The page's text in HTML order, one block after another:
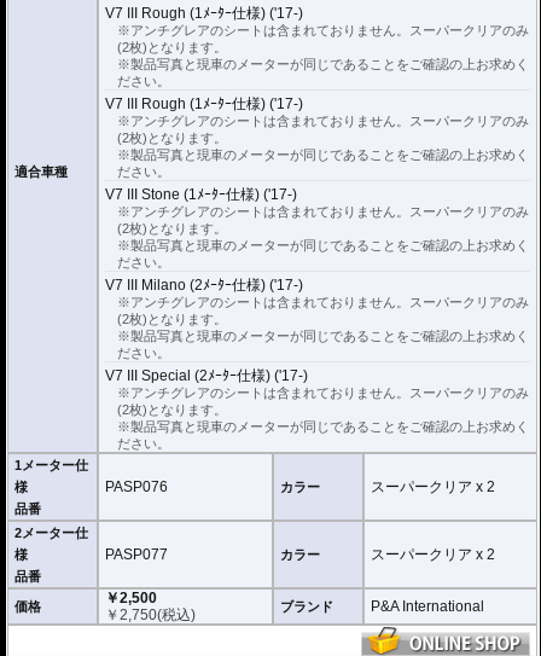
またこのフィルムは多少の気泡なら数時間から２日ほどで自然に気泡が消える
優れもの。満足のいく取付が容易になりました。
シリコーン系粘着材を採用し、メーターを痛めることがありません。フィルム
を剥がせば、元通りの状態になります。
適合車種
V7 III Rough (1ﾒｰﾀｰ仕様) ('17-)
※アンチグレアのシートは含まれておりません。スーパークリアのみ
(2枚)となります。
※製品写真と現車のメーターが同じであることをご確認の上お求めく
ださい。
V7 III Rough (1ﾒｰﾀｰ仕様) ('17-)
※アンチグレアのシートは含まれておりません。スーパークリアのみ
(2枚)となります。
※製品写真と現車のメーターが同じであることをご確認の上お求めく
ださい。
V7 III Stone (1ﾒｰﾀｰ仕様) ('17-)
※アンチグレアのシートは含まれておりません。スーパークリアのみ
(2枚)となります。
※製品写真と現車のメーターが同じであることをご確認の上お求めく
ださい。
V7 III Milano (2ﾒｰﾀｰ仕様) ('17-)
※アンチグレアのシートは含まれておりません。スーパークリアのみ
(2枚)となります。
※製品写真と現車のメーターが同じであることをご確認の上お求めく
ださい。
V7 III Special (2ﾒｰﾀｰ仕様) ('17-)
※アンチグレアのシートは含まれておりません。スーパークリアのみ
(2枚)となります。
※製品写真と現車のメーターが同じであることをご確認の上お求めく
ださい。
1メーター仕
様
品番
PASP076 カラー スーパークリア x 2
2メーター仕
様
品番
PASP077 カラー スーパークリア x 2
価格
￥2,500
￥2,750(税込) ブランド P&A International